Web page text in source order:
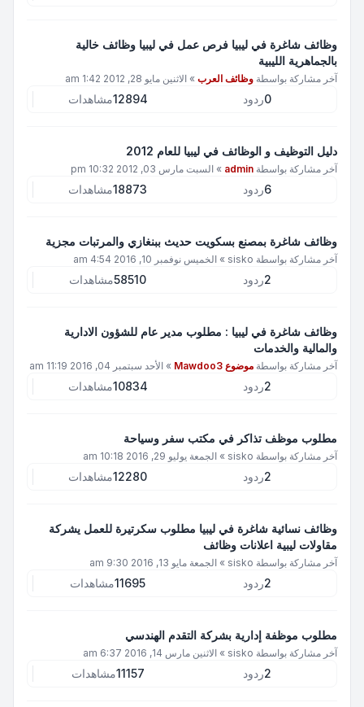
وظائف شاغرة في ليبيا فرص عمل في ليبيا وظائف خالية
بالجماهرية الليبية
آخر مشاركة بواسطة وظائف العرب » الاثنين مايو 28, 2012 1:42 am
0ردود 12894مشاهدات
دليل التوظيف و الوظائف في ليبيا للعام 2012
آخر مشاركة بواسطة admin
» السبت مارس 03, 2012 10:32 pm
6ردود 18873مشاهدات
وظائف شاغرة بمصنع بسكويت حديث ببنغازي والمرتبات مجزية
آخر مشاركة بواسطة sisko
» الخميس نوفمبر 10, 2016 4:54 am
2ردود 58510مشاهدات
وظائف شاغرة في ليبيا : مطلوب مدير عام للشؤون الادارية
والمالية والخدمات
آخر مشاركة بواسطة موضوع Mawdoo3 » الأحد سبتمبر 04, 2016 11:19 am
2ردود 10834مشاهدات
مطلوب موظف تذاكر في مكتب سفر وسياحة
آخر مشاركة بواسطة sisko
» الجمعة يوليو 29, 2016 10:18 am
2ردود 12280مشاهدات
وظائف نسائية شاغرة في ليبيا مطلوب سكرتيرة للعمل يشركة
مقاولات ليبية اعلانات وظائف
آخر مشاركة بواسطة sisko
» الجمعة مايو 13, 2016 9:30 am
2ردود 11695مشاهدات
مطلوب موظفة إدارية بشركة التقدم الهندسي
آخر مشاركة بواسطة sisko
» الاثنين مارس 14, 2016 6:37 am
2ردود 11157مشاهدات